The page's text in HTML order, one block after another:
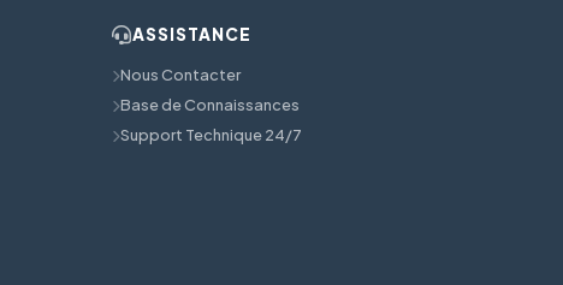
ASSISTANCE
Nous Contacter
Base de Connaissances
Support Technique 24/7